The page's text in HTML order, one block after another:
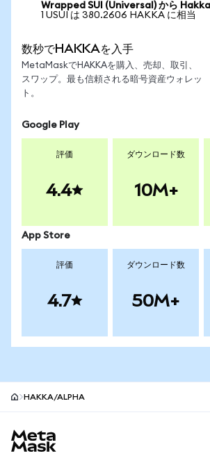
Wrapped SUI (Universal) から
1 USUI は 380.2606 HAKKA に相当
数秒でHAKKAを入手
MetaMaskでHAKKAを購入、売却、取引、
スワップ。最も信頼される暗号資産ウォレッ
ト。
Google Play
評価
4.4
ダウンロード数
10M+
App Store
評価
4.7
ダウンロード数
50M+
HAKKA/ALPHA